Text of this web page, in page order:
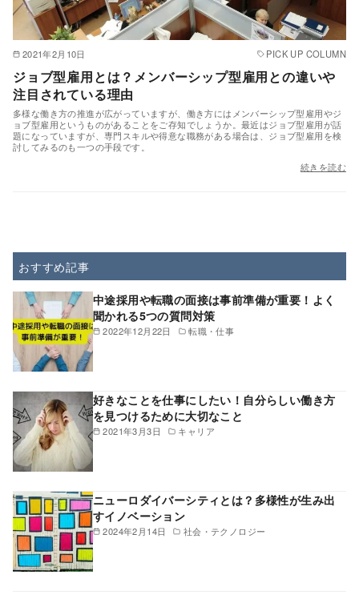
2021年2月10日 PICK UP COLUMN
ジョブ型雇用とは？メンバーシップ型雇用との違いや
注目されている理由
多様な働き方の推進が広がっていますが、働き方にはメンバーシップ型雇用やジ
ョブ型雇用というものがあることをご存知でしょうか。最近はジョブ型雇用が話
題になっていますが、専門スキルや得意な職務がある場合は、ジョブ型雇用を検
討してみるのも一つの手段です。
続きを読む
おすすめ記事
2022年12月22日 転職・仕事
中途採用や転職の面接は事前準備が重要！よく
聞かれる5つの質問対策
2021年3月3日 キャリア
好きなことを仕事にしたい！自分らしい働き方
を見つけるために大切なこと
2024年2月14日 社会・テクノロジー
ニューロダイバーシティとは？多様性が生み出
すイノベーション